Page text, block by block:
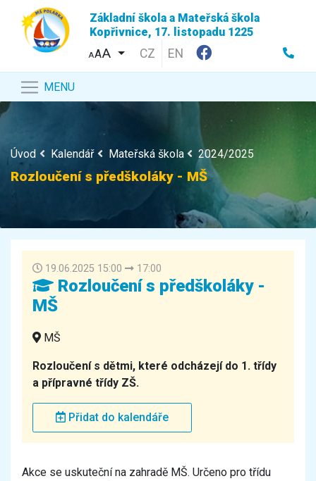
Základní škola a Mateřská škola
Kopřivnice, 17. listopadu 1225
AA CZ EN
MENU
Úvod Kalendář Mateřská škola 2024/2025
Rozloučení s předškoláky - MŠ
19.06.2025 15:00 17:00
Rozloučení s předškoláky -
MŠ
MŠ
Rozloučení s dětmi, které odcházejí do 1. třídy
a přípravné třídy ZŠ.
Přidat do kalendáře
Akce se uskuteční na zahradě MŠ. Určeno pro třídu